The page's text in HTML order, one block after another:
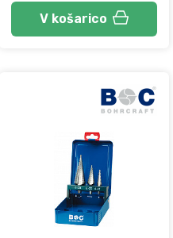
V košarico